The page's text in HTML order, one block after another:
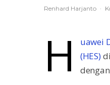
Renhard Harjanto ·
H uawei
(HES)di